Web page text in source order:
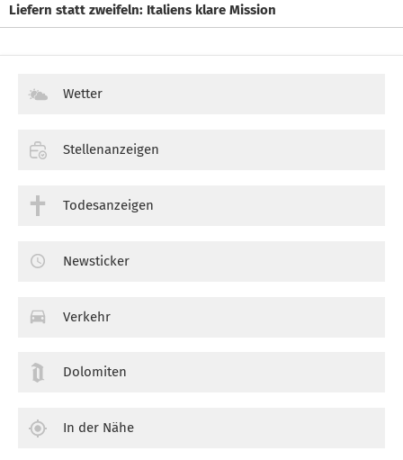
Liefern statt zweifeln: Italiens klare Mission
Wetter
Stellenanzeigen
Todesanzeigen
Newsticker
Verkehr
Dolomiten
In der Nähe